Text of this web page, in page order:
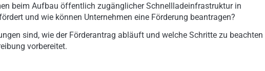
beim Aufbau öffentlich zugänglicher Schnellladeinfrastruktur in
und wie können Unternehmen eine Förderung beantragen?
sind, wie der Förderantrag abläuft und welche Schritte zu beachten
vorbereitet.